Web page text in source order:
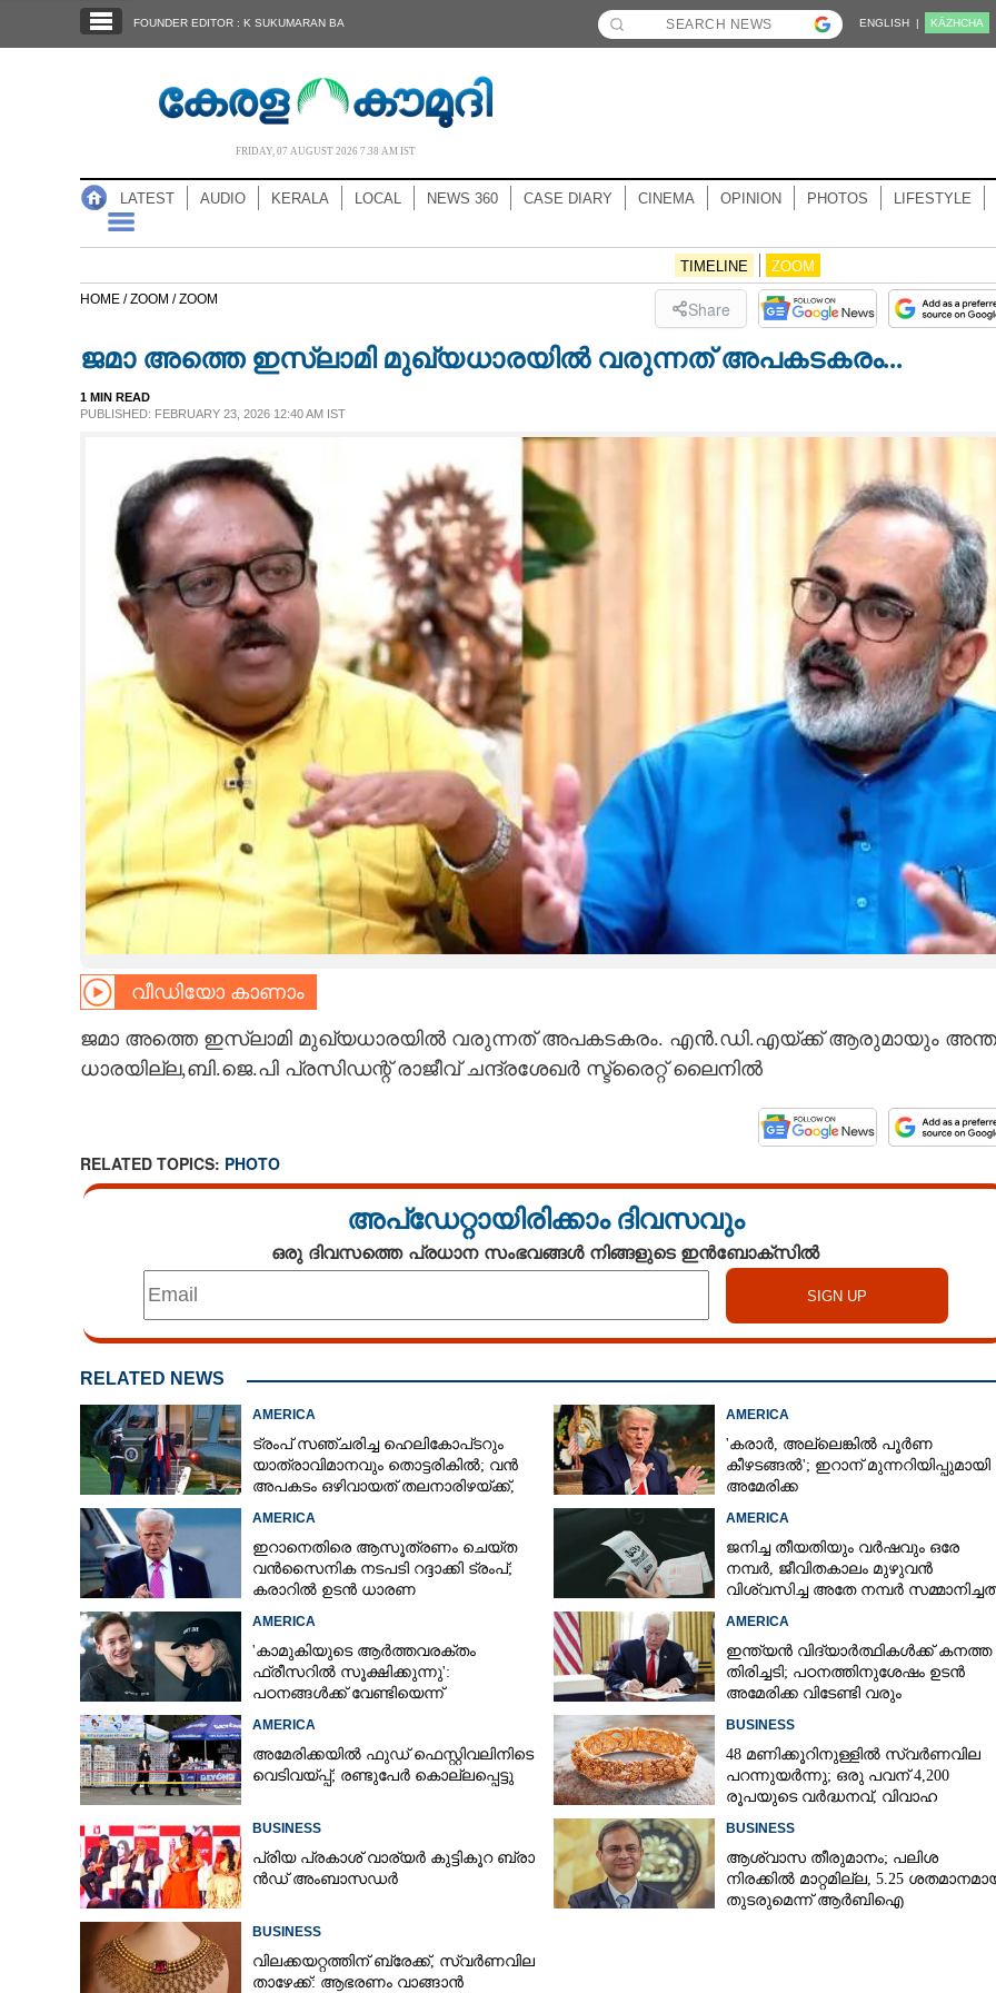
NOTIFIED NEWS
LIFESTYLE
CARTOONS
FOUNDER EDITOR : K SUKUMARAN BA ENGLISH | KĀZHCHA
FRIDAY, 07 AUGUST 2026 7.38 AM IST
LATEST AUDIO KERALA LOCAL NEWS 360 CASE DIARY CINEMA OPINION PHOTOS LIFESTYLE
TIMELINE ZOOM
HOME /ZOOM /ZOOM Share
ജമാ അത്തെ ഇസ്ലാമി മുഖ്യധാരയിൽ വരുന്നത് അപകടകരം...
1 MIN READ
PUBLISHED: FEBRUARY 23, 2026 12:40 AM IST
വീഡിയോ കാണാം
ജമാ അത്തെ ഇസ്ലാമി മുഖ്യധാരയിൽ വരുന്നത് അപകടകരം. എൻ.ഡി.എയ്ക്ക് ആരുമായും
ധാരയില്ല,ബി.ജെ.പി പ്രസിഡന്റ്‌ രാജീവ്‌ ചന്ദ്രശേഖർ സ്ട്രൈറ്റ് ലൈനിൽ
RELATED TOPICS: PHOTO
അപ്ഡേറ്റായിരിക്കാം ദിവസവും
ഒരു ദിവസത്തെ പ്രധാന സംഭവങ്ങൾ നിങ്ങളുടെ ഇൻബോക്സിൽ
RELATED NEWS
AMERICA
ട്രംപ് സഞ്ചരിച്ച ഹെലികോപ്‌ടറും
യാത്രാവിമാനവും തൊട്ടരികിൽ; വൻ
അപകടം ഒഴിവായത് തലനാരിഴയ്‌ക്ക്,
AMERICA
'കരാർ, അല്ലെങ്കിൽ പൂർണ
കീഴടങ്ങൽ'; ഇറാന് മുന്നറിയിപ്പുമായി
അമേരിക്ക
AMERICA
ഇറാനെതിരെ ആസൂത്രണം ചെയ്‌ത
വൻസൈനിക നടപടി റദ്ദാക്കി ട്രംപ്;
കരാറിൽ ഉടൻ ധാരണ
AMERICA
ജനിച്ച തീയതിയും വർഷവും ഒരേ
നമ്പർ, ജീവിതകാലം മുഴുവൻ
വിശ്വസിച്ച അതേ നമ്പർ
AMERICA
'കാമുകിയുടെ ആർത്തവരക്തം
ഫ്രീസറിൽ സൂക്ഷിക്കുന്നു':
പഠനങ്ങൾക്ക് വേണ്ടിയെന്ന്
AMERICA
ഇന്ത്യൻ വിദ്യാർത്ഥികൾക്ക് കനത്ത
തിരിച്ചടി; പഠനത്തിനുശേഷം ഉടൻ
അമേരിക്ക വിടേണ്ടി വരും
AMERICA
അമേരിക്കയിൽ ഫുഡ് ഫെസ്റ്റിവലിനിടെ
വെടിവയ്‌പ്പ്; രണ്ടുപേർ കൊല്ലപ്പെട്ടു
BUSINESS
48 മണിക്കൂറിനുള്ളിൽ സ്വർണവില
പറന്നുയർന്നു; ഒരു പവന് 4,200
രൂപയുടെ വർദ്ധനവ്, വിവാഹ
BUSINESS
പ്രി​യ​ ​പ്ര​കാ​ശ് ​വാ​ര്യർ കു​ട്ടി​കൂ​റ​ ​ ബ്രാ​
ൻ​ഡ് ​അം​ബാ​സ​ഡ​ർ
BUSINESS
ആശ്വാസ തീരുമാനം; പലിശ
നിരക്കിൽ മാറ്റമില്ല, 5.25
തുടരുമെന്ന് ആർബിഐ
BUSINESS
വിലക്കയറ്റത്തിന് ബ്രേക്ക്, സ്വർണവില
താഴേക്ക്: ആഭരണം വാങ്ങാൻ